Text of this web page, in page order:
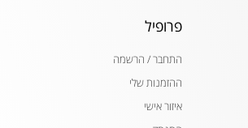
פרופיל
התחבר / הרשמה
ההזמנות שלי
איזור אישי